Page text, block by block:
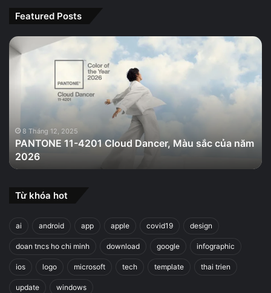
Featured Posts
PANTONE
11-
Màu
của
năm
2026
8 Tháng 12, 2025
PANTONE 11-4201 Cloud Dancer, Màu sắc của năm
2026
Từ khóa hot
ai android app apple covid19 design
doan tncs ho chi minh download google infographic
ios logo microsoft tech template thai trien
update windows